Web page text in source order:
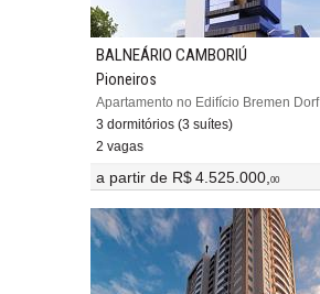
BALNEÁRIO CAMBORIÚ
Pioneiros
Apartamento no Edifício Bremen Dorf
3 dormitórios (3 suítes)
2 vagas
a partir de R$ 4.525.000,00